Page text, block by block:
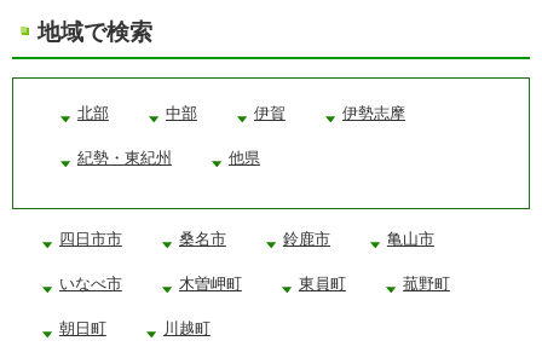
地域で検索
北部 中部 伊賀 伊勢志摩
紀勢・東紀州 他県
四日市市 桑名市 鈴鹿市 亀山市
いなべ市 木曽岬町 東員町 菰野町
朝日町 川越町